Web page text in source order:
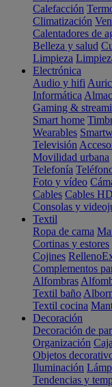
Calefacción
Climatización
Calentadores de
Belleza y salud
Limpieza
Electrónica
Audio y hifi
Informática
Gaming &
Smart home
Wearables
Televisión
Movilidad urbana
Telefonía
Foto y vídeo
Cables Cables
Consolas y
Textil
Ropa de cama
Cortinas y estores
Cojines Relleno
Complementos
Alfombras
Textil baño
Textil cocina
Decoración
Decoración de
Organización
Objetos
Iluminación
Tendencias y